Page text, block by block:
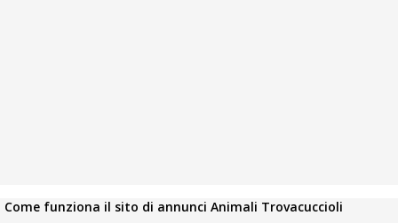
Come funziona il sito di annunci Animali Trovacuccioli